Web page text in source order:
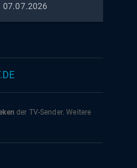
07.07.2026
der TV-Sender. Weitere